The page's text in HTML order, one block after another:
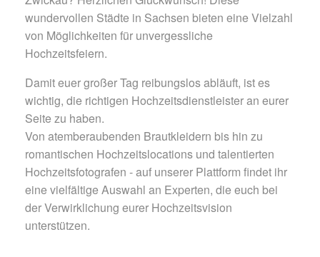
wundervollen Städte in Sachsen bieten eine Vielzahl
von Möglichkeiten für unvergessliche
Hochzeitsfeiern.
Damit euer großer Tag reibungslos abläuft, ist es
wichtig, die richtigen Hochzeitsdienstleister an eurer
Seite zu haben.
Von atemberaubenden Brautkleidern bis hin zu
romantischen Hochzeitslocations und talentierten
Hochzeitsfotografen - auf unserer Plattform findet ihr
eine vielfältige Auswahl an Experten, die euch bei
der Verwirklichung eurer Hochzeitsvision
unterstützen.